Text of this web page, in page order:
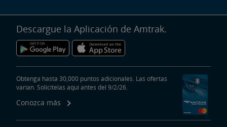
Descargue la Aplicación de Amtrak.
Obtenga hasta 30,000 puntos adicionales. Las ofertas
varían. Solicítelas aquí antes del 9/2/26.
Conozca más